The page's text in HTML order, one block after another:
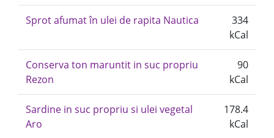
Sprot afumat în ulei de rapita Nautica
334
kCal
Conserva ton maruntit in suc propriu
Rezon
90
kCal
Sardine in suc propriu si ulei vegetal
Aro
178.4
kCal